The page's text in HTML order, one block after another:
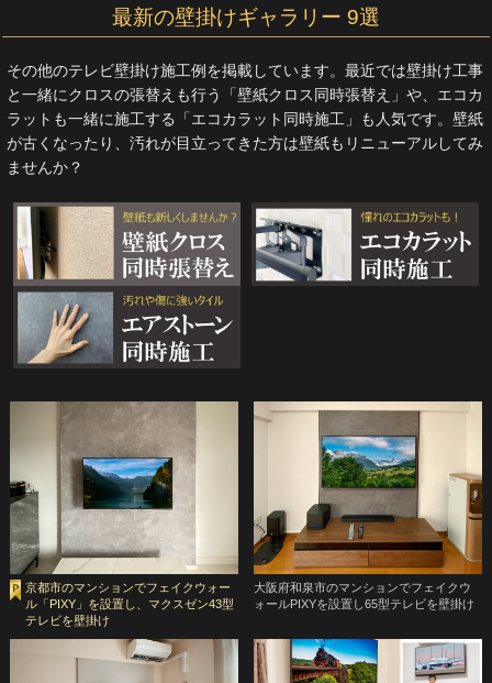
最新の壁掛けギャラリー 9選
その他のテレビ壁掛け施工例を掲載しています。最近では壁掛け工事
と一緒にクロスの張替えも行う「壁紙クロス同時張替え」や、エコカ
ラットも一緒に施工する「エコカラット同時施工」も人気です。壁紙
が古くなったり、汚れが目立ってきた方は壁紙もリニューアルしてみ
ませんか？
京都市のマンションでフェイクウォー
ル「PIXY」を設置し、マクスゼン43型
テレビを壁掛け
大阪府和泉市のマンションでフェイクウ
ォールPIXYを設置し65型テレビを壁掛け